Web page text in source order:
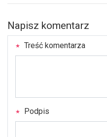
Napisz komentarz
Treść komentarza
Podpis